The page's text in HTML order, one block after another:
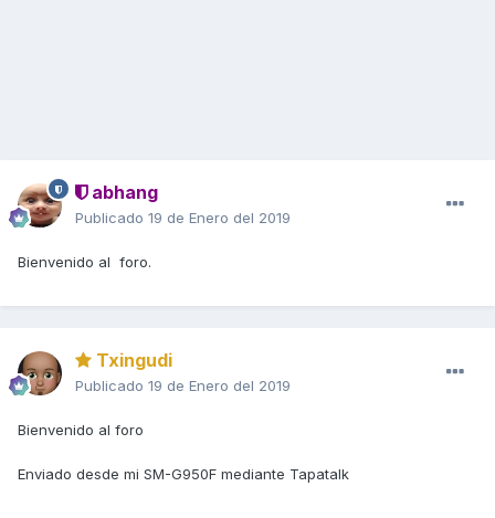
abhang
Publicado 19 de Enero del 2019
Bienvenido al foro.
Txingudi
Publicado 19 de Enero del 2019
Bienvenido al foro
Enviado desde mi SM-G950F mediante Tapatalk